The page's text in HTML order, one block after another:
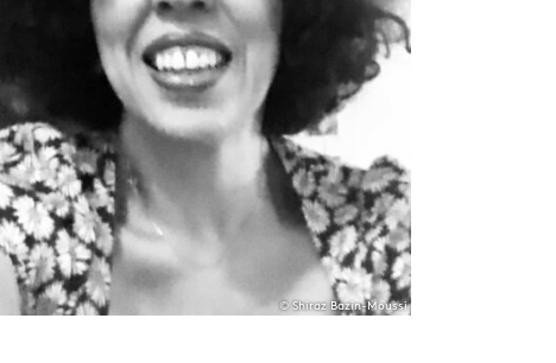
© Shiraz Bazin-Moussi